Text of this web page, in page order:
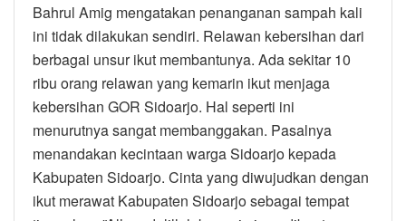
Bahrul Amig mengatakan penanganan sampah kali
ini tidak dilakukan sendiri. Relawan kebersihan dari
berbagai unsur ikut membantunya. Ada sekitar 10
ribu orang relawan yang kemarin ikut menjaga
kebersihan GOR Sidoarjo. Hal seperti ini
menurutnya sangat membanggakan. Pasalnya
menandakan kecintaan warga Sidoarjo kepada
Kabupaten Sidoarjo. Cinta yang diwujudkan dengan
ikut merawat Kabupaten Sidoarjo sebagai tempat